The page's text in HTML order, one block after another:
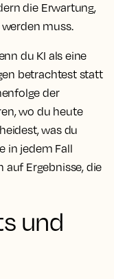
die Erwartung,
muss.
du KI als eine
betrachtest statt
der
wo du heute
was du
in jedem Fall
Ergebnisse, die
und